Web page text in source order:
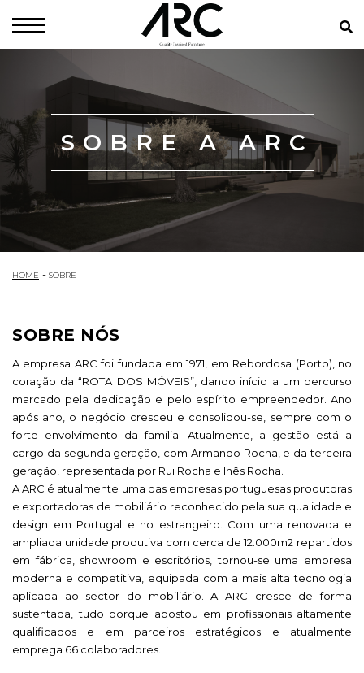
SOBRE A ARC
HOME SOBRE
SOBRE NÓS
A empresa ARC foi fundada em 1971, em Rebordosa (Porto), no
coração da “ROTA DOS MÓVEIS”, dando início a um percurso
marcado pela dedicação e pelo espírito empreendedor. Ano
após ano, o negócio cresceu e consolidou-se, sempre com o
forte envolvimento da família. Atualmente, a gestão está a
cargo da segunda geração, com Armando Rocha, e da terceira
geração, representada por Rui Rocha e Inês Rocha.
A ARC é atualmente uma das empresas portuguesas produtoras
e exportadoras de mobiliário reconhecido pela sua qualidade e
design em Portugal e no estrangeiro. Com uma renovada e
ampliada unidade produtiva com cerca de 12.000m2 repartidos
em fábrica, showroom e escritórios, tornou-se uma empresa
moderna e competitiva, equipada com a mais alta tecnologia
aplicada ao sector do mobiliário. A ARC cresce de forma
sustentada, tudo porque apostou em profissionais altamente
qualificados e em parceiros estratégicos e atualmente
emprega 66 colaboradores.